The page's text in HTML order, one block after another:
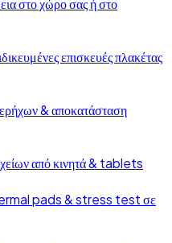
στο χώρο σας ή στο
επισκευές πλακέτας
& αποκατάσταση
από κινητά & tablets
pads & stress test σε